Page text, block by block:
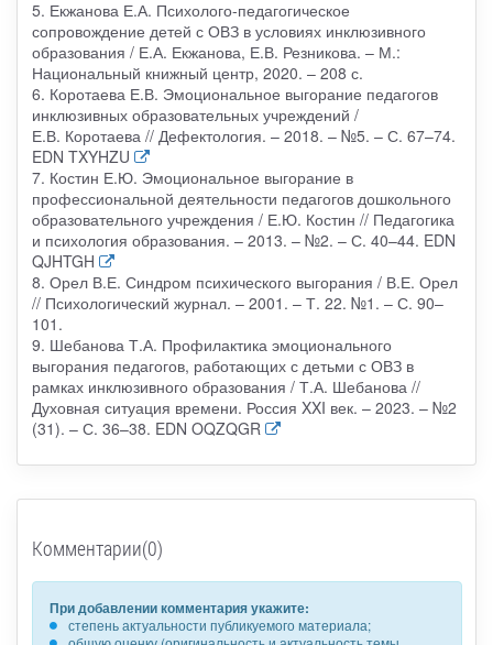
5. Екжанова Е.А. Психолого-педагогическое
сопровождение детей с ОВЗ в условиях инклюзивного
образования / Е.А. Екжанова, Е.В. Резникова. – М.:
Национальный книжный центр, 2020. – 208 с.
6. Коротаева Е.В. Эмоциональное выгорание педагогов
инклюзивных образовательных учреждений /
Е.В. Коротаева // Дефектология. – 2018. – №5. – С. 67–74.
EDN TXYHZU
7. Костин Е.Ю. Эмоциональное выгорание в
профессиональной деятельности педагогов дошкольного
образовательного учреждения / Е.Ю. Костин // Педагогика
и психология образования. – 2013. – №2. – С. 40–44. EDN
QJHTGH
8. Орел В.Е. Синдром психического выгорания / В.Е. Орел
// Психологический журнал. – 2001. – Т. 22. №1. – С. 90–
101.
9. Шебанова Т.А. Профилактика эмоционального
выгорания педагогов, работающих с детьми с ОВЗ в
рамках инклюзивного образования / Т.А. Шебанова //
Духовная ситуация времени. Россия XXI век. – 2023. – №2
(31). – С. 36–38. EDN OQZQGR
Комментарии(0)
При добавлении комментария укажите:
степень актуальности публикуемого материала;